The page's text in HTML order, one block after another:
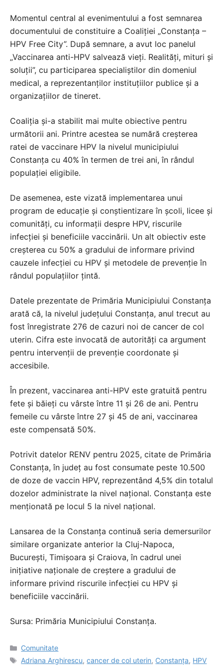
Momentul central al evenimentului a fost semnarea
documentului de constituire a Coaliției „Constanța –
HPV Free City”. După semnare, a avut loc panelul
„Vaccinarea anti-HPV salvează vieți. Realități, mituri și
soluții”, cu participarea specialiștilor din domeniul
medical, a reprezentanților instituțiilor publice și a
organizațiilor de tineret.
Coaliția și-a stabilit mai multe obiective pentru
următorii ani. Printre acestea se numără creșterea
ratei de vaccinare HPV la nivelul municipiului
Constanța cu 40% în termen de trei ani, în rândul
populației eligibile.
De asemenea, este vizată implementarea unui
program de educație și conștientizare în școli, licee și
comunități, cu informații despre HPV, riscurile
infecției și beneficiile vaccinării. Un alt obiectiv este
creșterea cu 50% a gradului de informare privind
cauzele infecției cu HPV și metodele de prevenție în
rândul populațiilor țintă.
Datele prezentate de Primăria Municipiului Constanța
arată că, la nivelul județului Constanța, anul trecut au
fost înregistrate 276 de cazuri noi de cancer de col
uterin. Cifra este invocată de autorități ca argument
pentru intervenții de prevenție coordonate și
accesibile.
În prezent, vaccinarea anti-HPV este gratuită pentru
fete și băieți cu vârste între 11 și 26 de ani. Pentru
femeile cu vârste între 27 și 45 de ani, vaccinarea
este compensată 50%.
Potrivit datelor RENV pentru 2025, citate de Primăria
Constanța, în județ au fost consumate peste 10.500
de doze de vaccin HPV, reprezentând 4,5% din totalul
dozelor administrate la nivel național. Constanța este
menționată pe locul 5 la nivel național.
Lansarea de la Constanța continuă seria demersurilor
similare organizate anterior la Cluj-Napoca,
București, Timișoara și Craiova, în cadrul unei
inițiative naționale de creștere a gradului de
informare privind riscurile infecției cu HPV și
beneficiile vaccinării.
Sursa: Primăria Municipiului Constanța.
Categorii
Comunitate
Etichete
Adriana Arghirescu,cancer de col uterin, Constanța, HPV